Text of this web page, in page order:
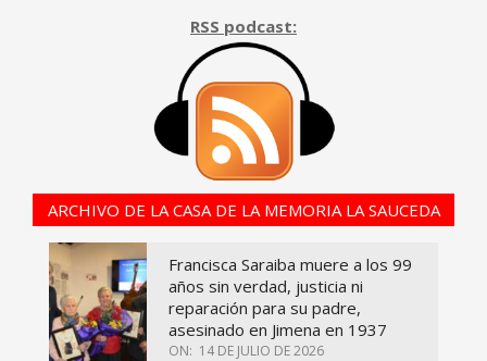
RSS podcast:
ARCHIVO DE LA CASA DE LA MEMORIA LA SAUCEDA
Francisca Saraiba muere a los 99
años sin verdad, justicia ni
reparación para su padre,
asesinado en Jimena en 1937
ON: 14 DE JULIO DE 2026